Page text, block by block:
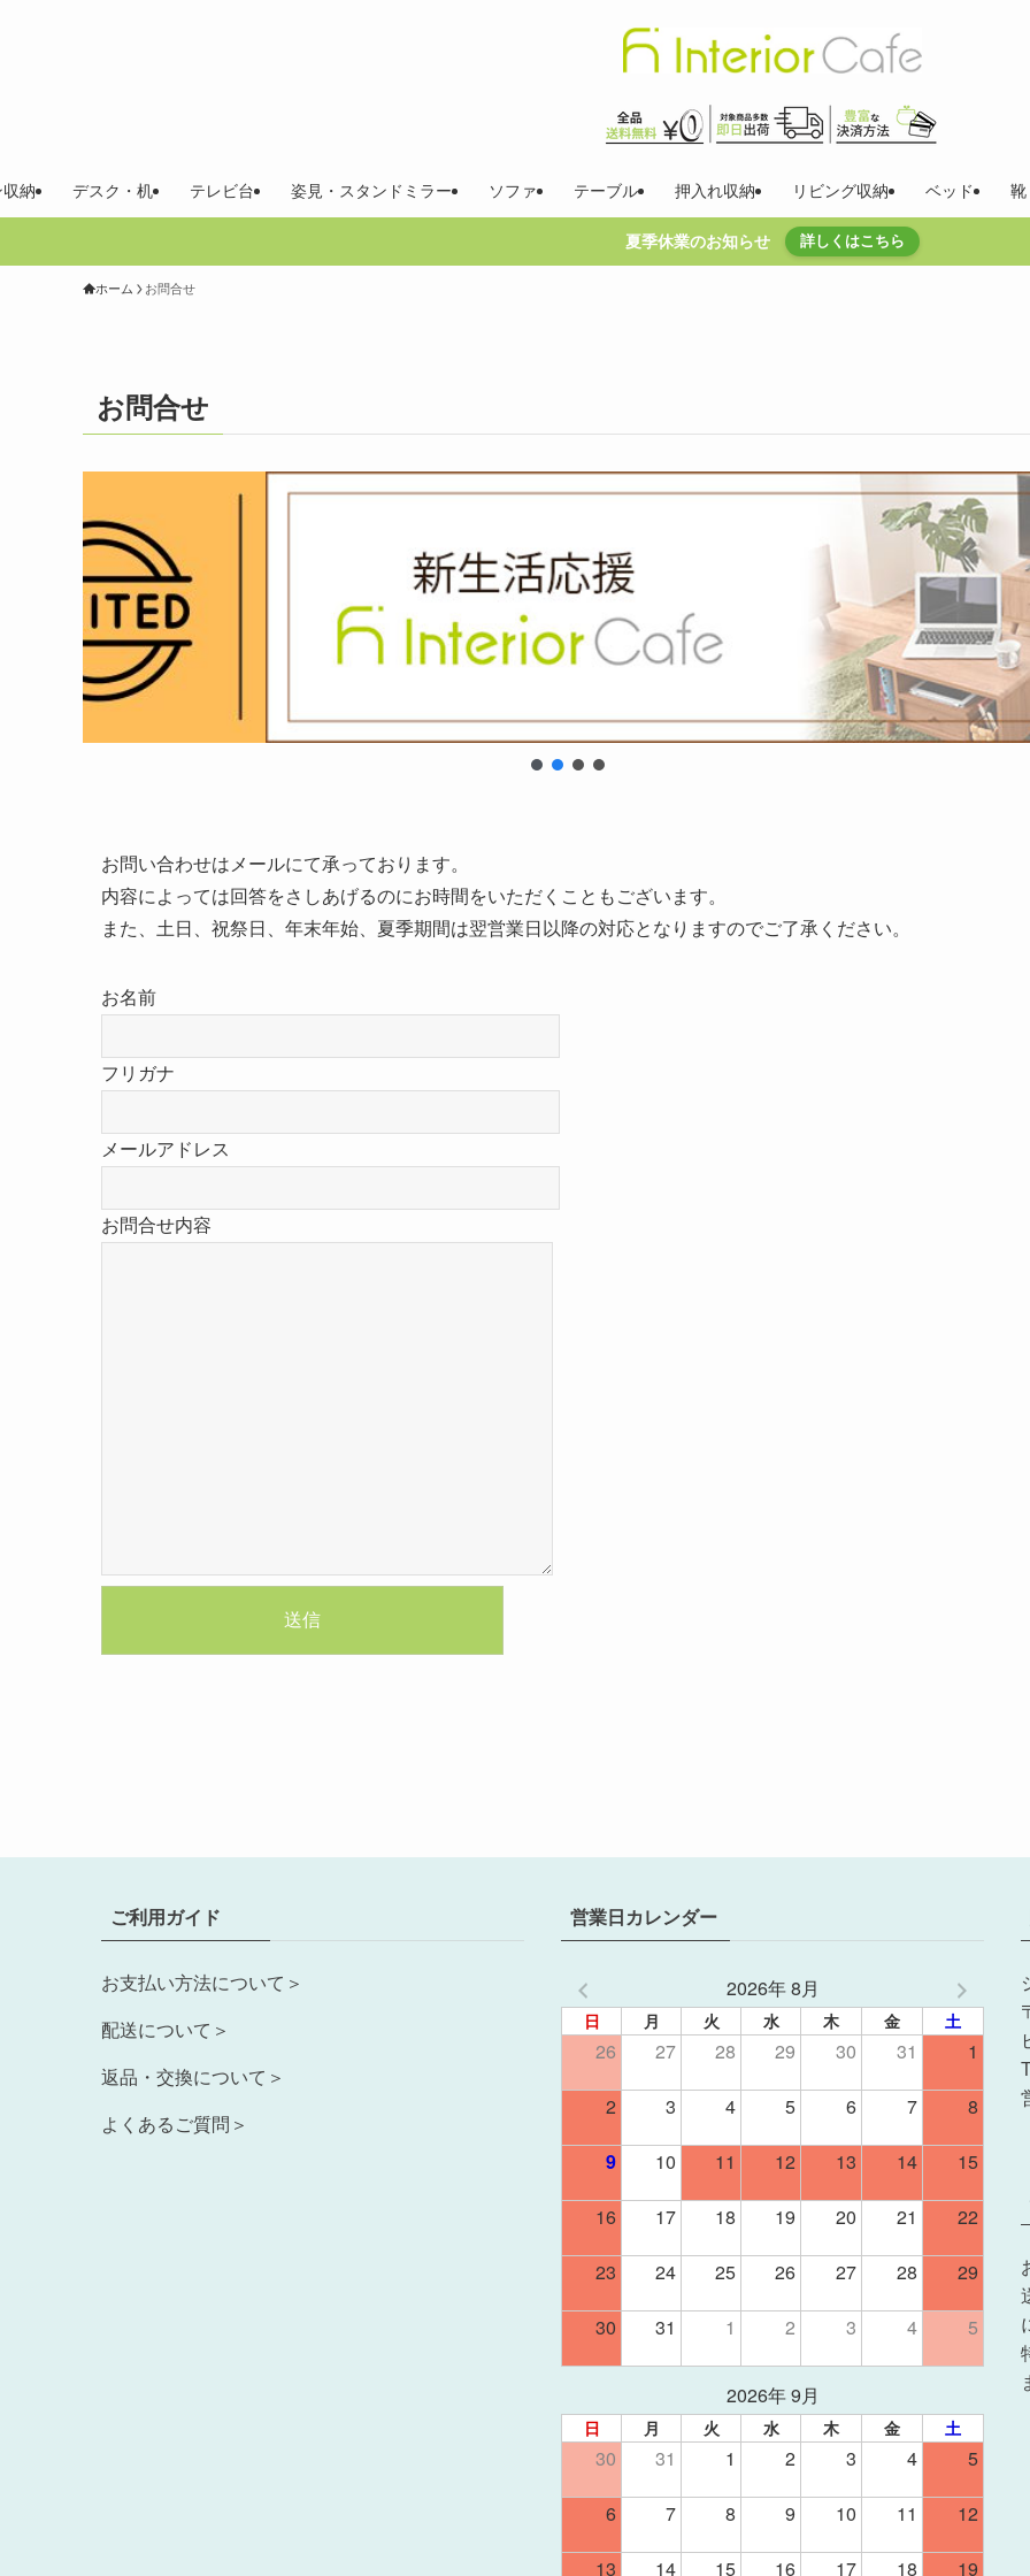
納 デスク・机 テレビ台 姿見・スタンドミラー ソファ テーブル 押入れ収納 リビング収納 ベッド 靴
夏季休業のお知らせ 詳しくはこちら
ホーム お問合せ
お問合せ
お問い合わせはメールにて承っております。
内容によっては回答をさしあげるのにお時間をいただくこともございます。
また、土日、祝祭日、年末年始、夏季期間は翌営業日以降の対応となりますのでご了承ください。
お名前
フリガナ
メールアドレス
お問合せ内容
ご利用ガイド
お支払い方法について＞
配送について＞
返品・交換について＞
よくあるご質問＞
営業日カレンダー
2026年 8月
日 月 火 水 木 金 土
26 27 28 29 30 31 1
2 3 4 5 6 7 8
9 10 11 12 13 14 15
16 17 18 19 20 21 22
23 24 25 26 27 28 29
30 31 1 2 3 4 5
2026年 9月
日 月 火 水 木 金 土
30 31 1 2 3 4 5
6 7 8 9 10 11 12
13 14 15 16 17 18 19